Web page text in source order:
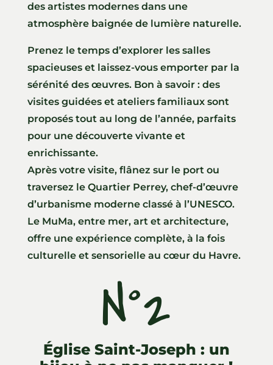
des artistes modernes dans une
atmosphère baignée de lumière naturelle.
Prenez le temps d’explorer les salles
spacieuses et laissez-vous emporter par la
sérénité des œuvres. Bon à savoir : des
visites guidées et ateliers familiaux sont
proposés tout au long de l’année, parfaits
pour une découverte vivante et
enrichissante.
Après votre visite, flânez sur le port ou
traversez le Quartier Perrey, chef-d’œuvre
d’urbanisme moderne classé à l’UNESCO.
Le MuMa, entre mer, art et architecture,
offre une expérience complète, à la fois
culturelle et sensorielle au cœur du Havre.
N°2
Église Saint-Joseph : un